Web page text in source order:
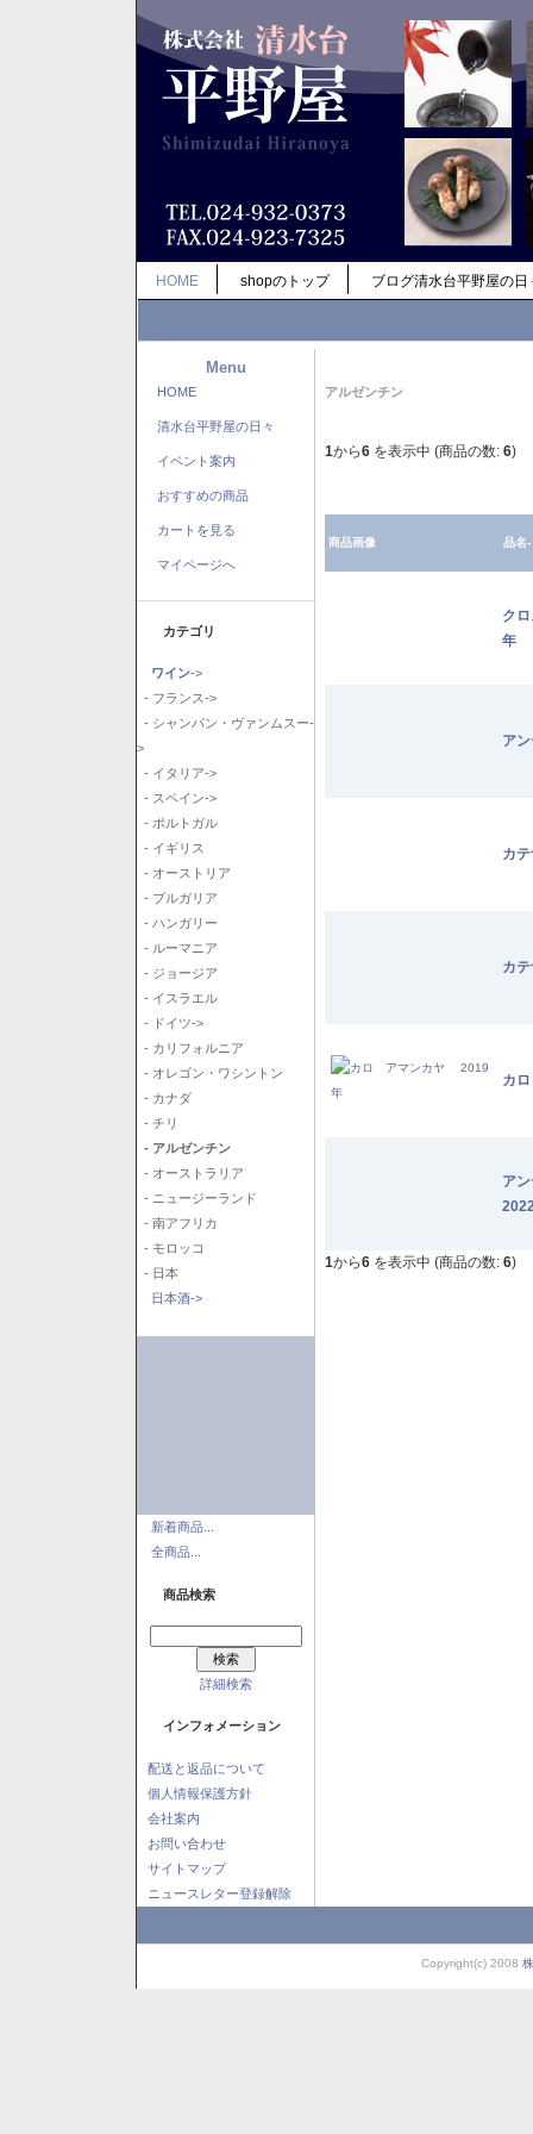
HOME shopのトップ ブログ清水台平野屋の日
Menu
HOME
清水台平野屋の日々
イベント案内
おすすめの商品
カートを見る
マイページへ
カテゴリ
ワイン->
- フランス->
- シャンパン・ヴァンムスー-
>
- イタリア->
- スペイン->
- ポルトガル
- イギリス
- オーストリア
- ブルガリア
- ハンガリー
- ルーマニア
- ジョージア
- イスラエル
- ドイツ->
- カリフォルニア
- オレゴン・ワシントン
- カナダ
- チリ
- アルゼンチン
- オーストラリア
- ニュージーランド
- 南アフリカ
- モロッコ
- 日本
日本酒->
新着商品...
全商品...
商品検索
詳細検索
インフォメーション
配送と返品について
個人情報保護方針
会社案内
お問い合わせ
サイトマップ
ニュースレター登録解除
アルゼンチン
1から6 を表示中 (商品の数: 6)
商品画像 品名-
ク
年
ア
カ
カ
カ
ア
1から6 を表示中 (商品の数: 6)
Copyright(c) 2008